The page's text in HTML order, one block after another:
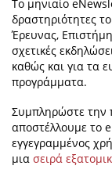
Το μηνιαίο
δραστηριότητες
Έρευνας,
σχετικές
καθώς και για τα
προγράμματα.
Συμπληρώστε την
αποστέλλουμε το
εγγεγραμμένος
μια σειρά